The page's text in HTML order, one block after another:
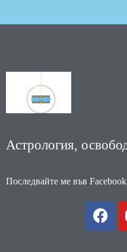
Астрология,
Последвайте ме във
F
a
c